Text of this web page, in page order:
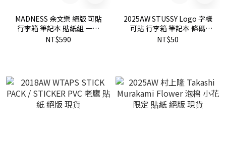
MADNESS 余文樂 絕版 可貼
行李箱 筆記本 貼紙組 一組
10張 現貨
NT$590
2025AW STUSSY Logo 字樣
可貼 行李箱 筆記本 條碼
1980 貼紙 現貨
NT$50